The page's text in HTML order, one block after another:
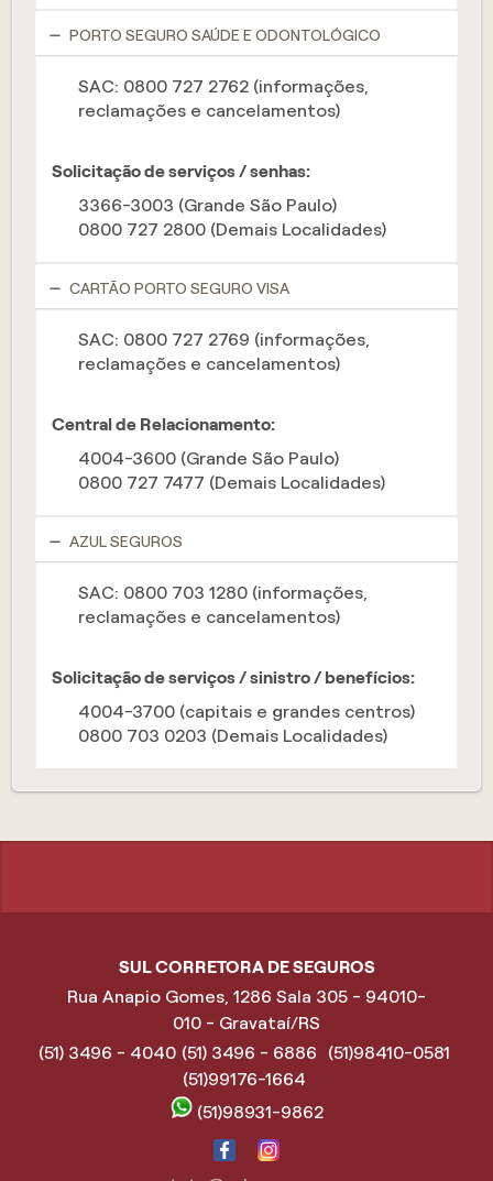
PORTO SEGURO SAÚDE E ODONTOLÓGICO
SAC: 0800 727 2762 (informações,
reclamações e cancelamentos)
Solicitação de serviços / senhas:
3366-3003 (Grande São Paulo)
0800 727 2800 (Demais Localidades)
CARTÃO PORTO SEGURO VISA
SAC: 0800 727 2769 (informações,
reclamações e cancelamentos)
Central de Relacionamento:
4004-3600 (Grande São Paulo)
0800 727 7477 (Demais Localidades)
AZUL SEGUROS
SAC: 0800 703 1280 (informações,
reclamações e cancelamentos)
Solicitação de serviços / sinistro / benefícios:
4004-3700 (capitais e grandes centros)
0800 703 0203 (Demais Localidades)
SUL CORRETORA DE SEGUROS
Rua Anapio Gomes, 1286 Sala 305 - 94010-
010 - Gravataí/RS
(51) 3496 - 4040 (51) 3496 - 6886
(51)98410-0581
(51)99176-1664
(51)98931-9862